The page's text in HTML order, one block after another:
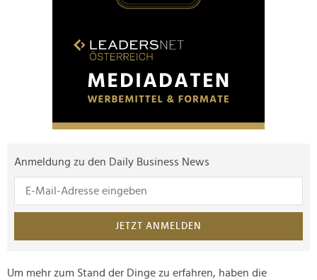
Anmeldung zu den Daily Business News
JETZT ANMELDEN
Um mehr zum Stand der Dinge zu erfahren, haben die